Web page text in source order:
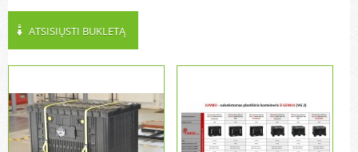
ATSISIŲSTI BUKLETĄ